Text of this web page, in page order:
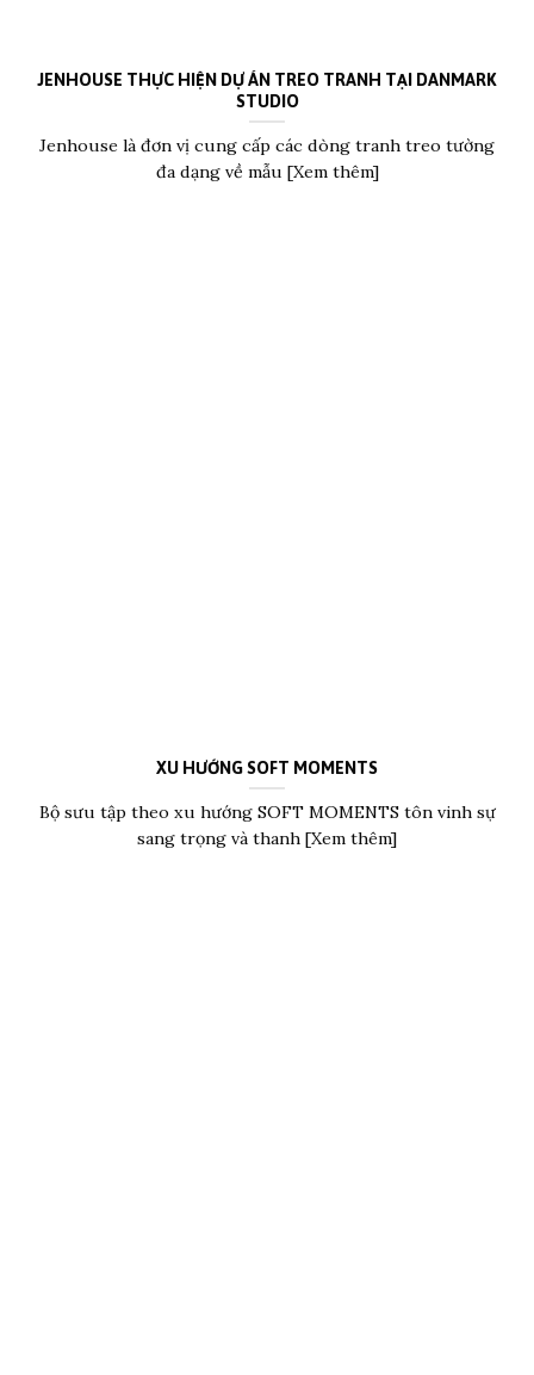
JENHOUSE THỰC HIỆN DỰ ÁN TREO TRANH TẠI DANMARK
STUDIO
Jenhouse là đơn vị cung cấp các dòng tranh treo tường
đa dạng về mẫu [Xem thêm]
XU HƯỚNG SOFT MOMENTS
Bộ sưu tập theo xu hướng SOFT MOMENTS tôn vinh sự
sang trọng và thanh [Xem thêm]